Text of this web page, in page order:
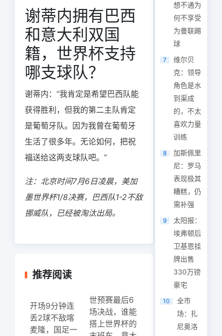
谢蒂内拥有巴西
和意大利双国
籍，世界杯支持
哪支球队？
谢蒂内：“我肯定是希望巴西队能
获得胜利，但我的第二主队肯定
是葡萄牙队。因为我曾在葡萄牙
生活了很多年。无论如何，把祝
福送给这两支球队吧。”
注：北京时间7月6日凌晨，美加
墨世界杯1/8决赛，巴西队1-2不敌
挪威队，已经被淘汰出局。
推荐阅读
开场9分钟连
丢2球不敌喀
麦隆，国足一
世预赛最后6
场决战，谁能
搭上世界杯的
想不通为
何不享受
为曼联踢
球
7
维尔贝
克：领导
角色是水
到渠成
的，不太
喜欢力量
训练
8
加斯佩里
尼：罗马
表现极其
糟糕，仍
需补强
9
太阳报：
埃弗顿后
卫基恩挂
牌出售
330万镑
豪宅
10
全市
场：扎
尼奥洛